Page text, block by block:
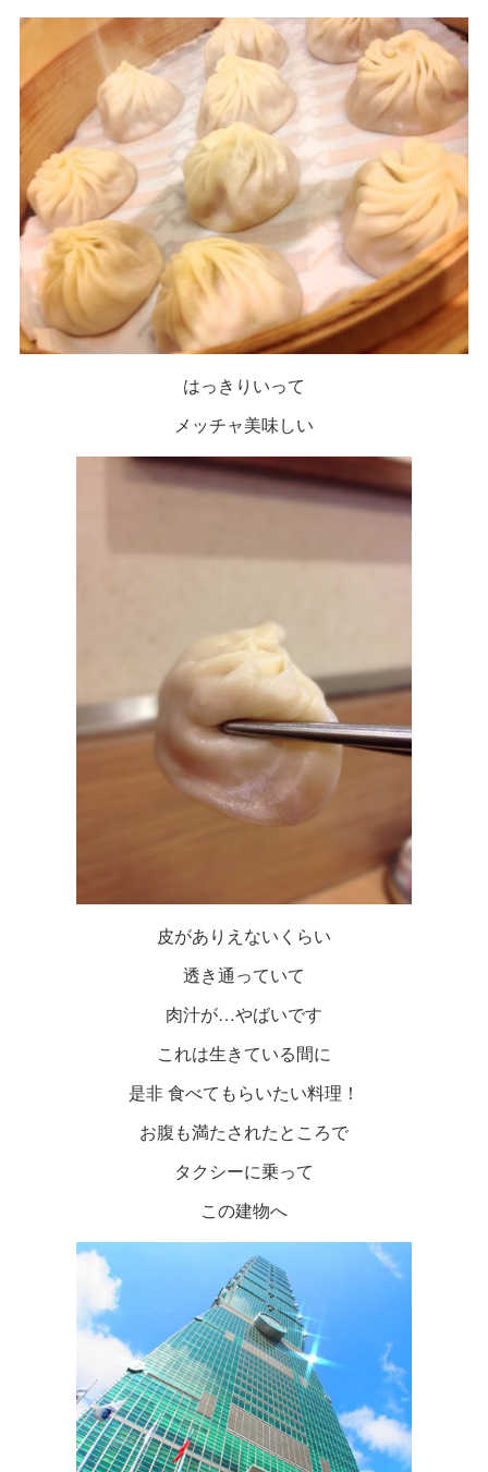
はっきりいって
メッチャ美味しい
皮がありえないくらい
透き通っていて
肉汁が…やばいです
これは生きている間に
是非 食べてもらいたい料理！
お腹も満たされたところで
タクシーに乗って
この建物へ